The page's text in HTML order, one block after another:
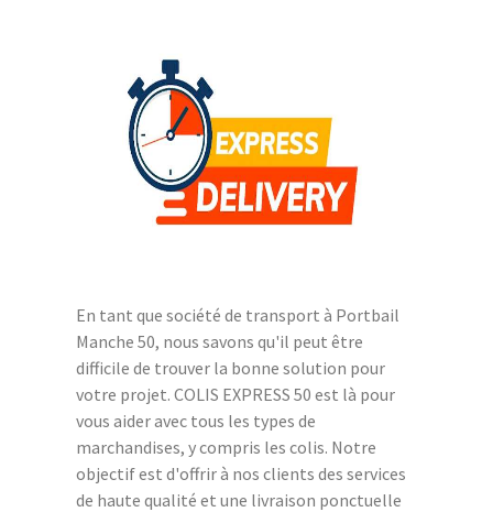
En tant que société de transport à Portbail
Manche 50, nous savons qu'il peut être
difficile de trouver la bonne solution pour
votre projet. COLIS EXPRESS 50 est là pour
vous aider avec tous les types de
marchandises, y compris les colis. Notre
objectif est d'offrir à nos clients des services
de haute qualité et une livraison ponctuelle